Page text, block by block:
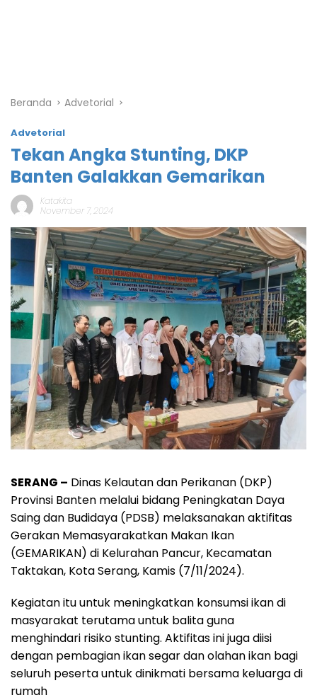
Beranda Advetorial
Advetorial
Tekan Angka Stunting, DKP
Banten Galakkan Gemarikan
Katakita
November 7, 2024
SERANG – Dinas Kelautan dan Perikanan (DKP)
Provinsi Banten melalui bidang Peningkatan Daya
Saing dan Budidaya (PDSB) melaksanakan aktifitas
Gerakan Memasyarakatkan Makan Ikan
(GEMARIKAN) di Kelurahan Pancur, Kecamatan
Taktakan, Kota Serang, Kamis (7/11/2024).
Kegiatan itu untuk meningkatkan konsumsi ikan di
masyarakat terutama untuk balita guna
menghindari risiko stunting. Aktifitas ini juga diisi
dengan pembagian ikan segar dan olahan ikan bagi
seluruh peserta untuk dinikmati bersama keluarga di
rumah